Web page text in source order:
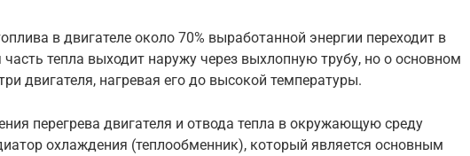
в двигателе около 70% выработанной энергии переходит в
часть тепла выходит наружу через выхлопную трубу, но о основном
двигателя, нагревая его до высокой температуры.
перегрева двигателя и отвода тепла в окружающую среду
охлаждения (теплообменник), который является основным